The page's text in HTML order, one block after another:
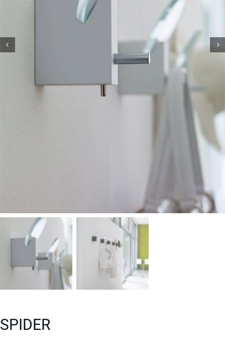
SPIDER